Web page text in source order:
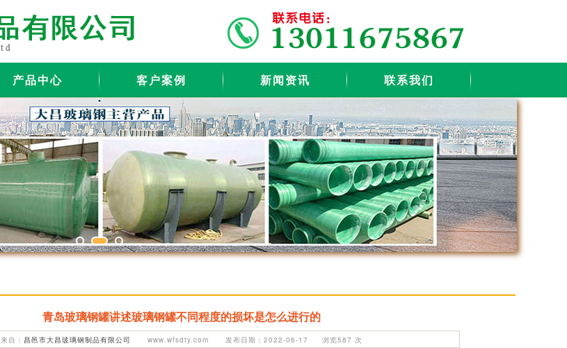
产品中心 客户案例 新闻资讯 联系我们
青岛玻璃钢罐讲述玻璃钢罐不同程度的损坏是怎么进行的
来自： 昌邑市大昌玻璃钢制品有限公司 www.wfsdty.com 发布日期：2022-06-17 浏览587 次